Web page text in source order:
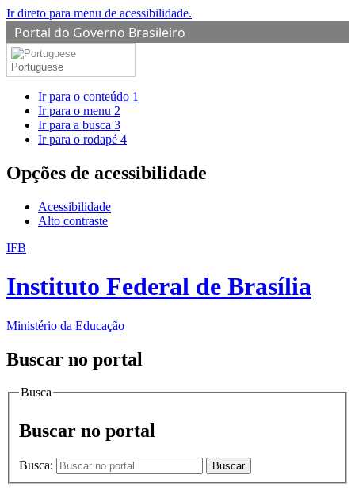
Ir direto para menu de acessibilidade.
Portal do Governo Brasileiro
Portuguese
Ir para o conteúdo 1
Ir para o menu 2
Ir para a busca 3
Ir para o rodapé 4
Opções de acessibilidade
Acessibilidade
Alto contraste
IFB
Instituto Federal de Brasília
Ministério da Educação
Buscar no portal
Busca
Buscar no portal
Busca: Buscar